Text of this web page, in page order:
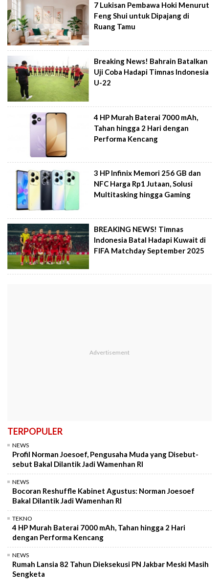
7 Lukisan Pembawa Hoki Menurut
Feng Shui untuk Dipajang di
Ruang Tamu
Breaking News! Bahrain Batalkan
Uji Coba Hadapi Timnas Indonesia
U-22
4 HP Murah Baterai 7000 mAh,
Tahan hingga 2 Hari dengan
Performa Kencang
3 HP Infinix Memori 256 GB dan
NFC Harga Rp1 Jutaan, Solusi
Multitasking hingga Gaming
BREAKING NEWS! Timnas
Indonesia Batal Hadapi Kuwait di
FIFA Matchday September 2025
TERPOPULER
NEWS
Profil Norman Joesoef, Pengusaha Muda yang Disebut-
sebut Bakal Dilantik Jadi Wamenhan RI
NEWS
Bocoran Reshuffle Kabinet Agustus: Norman Joesoef
Bakal Dilantik Jadi Wamenhan RI
TEKNO
4 HP Murah Baterai 7000 mAh, Tahan hingga 2 Hari
dengan Performa Kencang
NEWS
Rumah Lansia 82 Tahun Dieksekusi PN Jakbar Meski Masih
Sengketa